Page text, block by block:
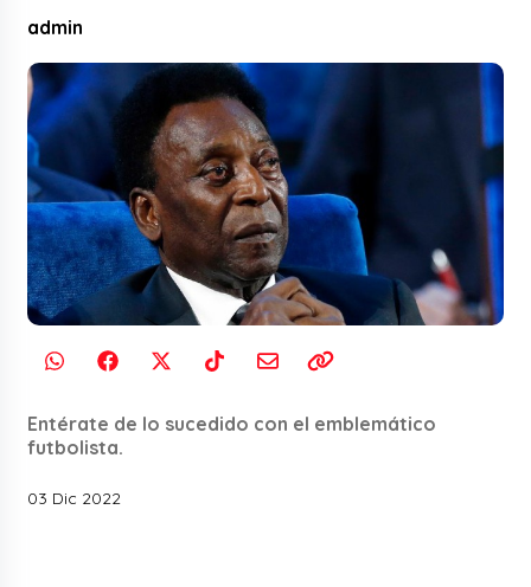
admin
Entérate de lo sucedido con el emblemático
futbolista.
03 Dic 2022